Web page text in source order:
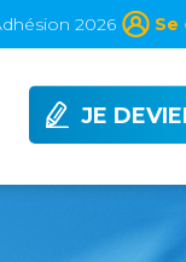
2026 Se
JE